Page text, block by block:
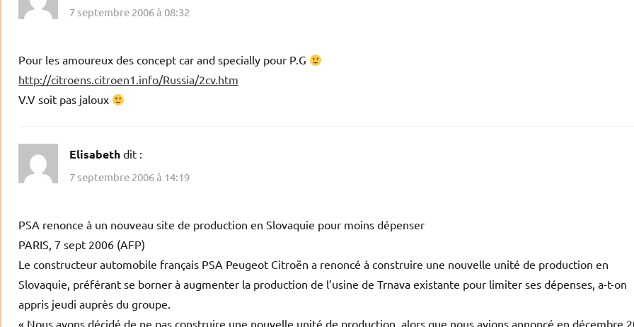
7 septembre 2006 à 08:32
Pour les amoureux des concept car and specially pour P.G
http://citroens.citroen1.info/Russia/2cv.htm
V.V soit pas jaloux
Elisabeth dit :
7 septembre 2006 à 14:19
PSA renonce à un nouveau site de production en Slovaquie pour moins dépenser
PARIS, 7 sept 2006 (AFP)
Le constructeur automobile français PSA Peugeot Citroën a renoncé à construire une nouvelle unité de production en
Slovaquie, préférant se borner à augmenter la production de l’usine de Trnava existante pour limiter ses dépenses, a-t-on
appris jeudi auprès du groupe.
« Nous avons décidé de ne pas construire une nouvelle unité de production, alors que nous avions annoncé en décembre